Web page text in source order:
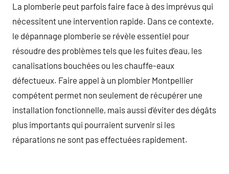
La plomberie peut parfois faire face à des imprévus qui
nécessitent une intervention rapide. Dans ce contexte,
le dépannage plomberie se révèle essentiel pour
résoudre des problèmes tels que les fuites d’eau, les
canalisations bouchées ou les chauffe-eaux
défectueux. Faire appel à un plombier Montpellier
compétent permet non seulement de récupérer une
installation fonctionnelle, mais aussi d’éviter des dégâts
plus importants qui pourraient survenir si les
réparations ne sont pas effectuées rapidement.